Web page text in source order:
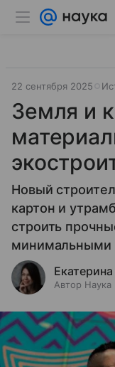
22 сентября 2025
Земля и
Новый
картон и
строить
минимальными
Автор Наука